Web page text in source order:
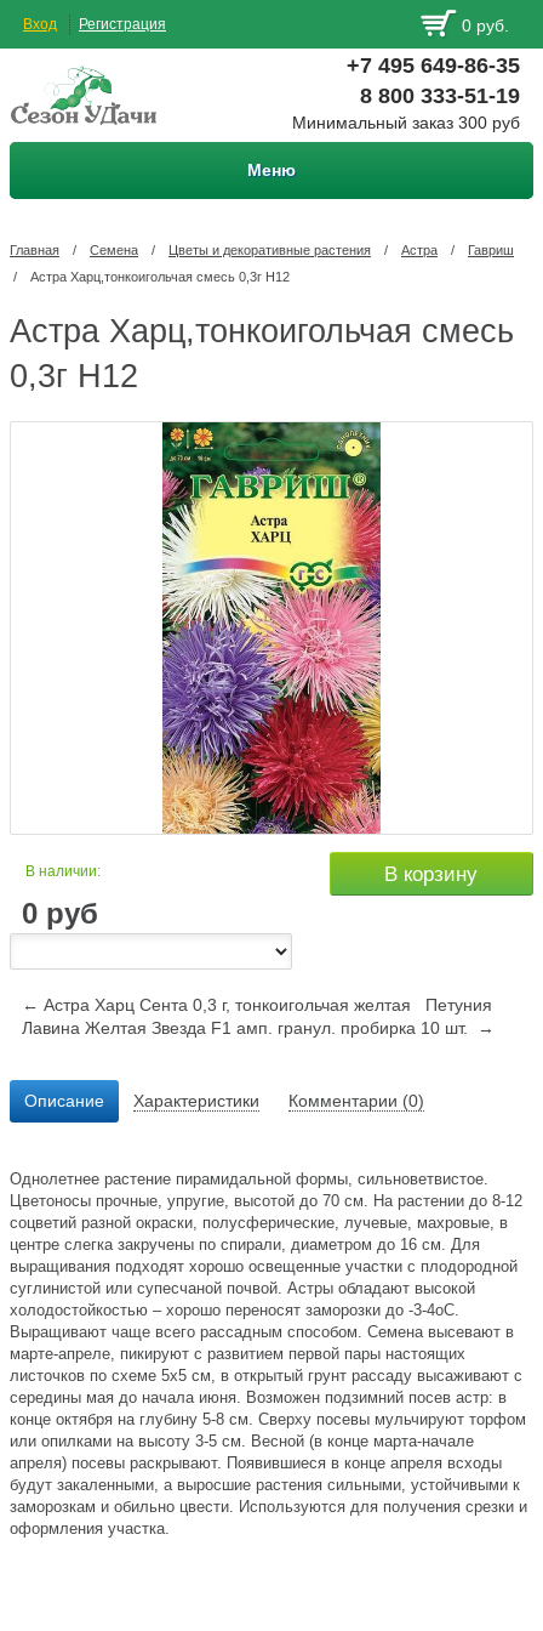
Вход Регистрация 0 руб.
+7 495 649-86-35
8 800 333-51-19
Минимальный заказ 300 руб
Меню
Главная / Семена / Цветы и декоративные растения / Астра /
Гавриш
/
Астра Харц,тонкоигольчая смесь 0,3г Н12
Астра Харц,тонкоигольчая смесь
0,3г Н12
В наличии:
0 руб
В корзину
← Астра Харц Сента 0,3 г, тонкоигольчая желтая
Петуния
Лавина Желтая Звезда F1 амп. гранул. пробирка 10 шт. →
Описание Характеристики Комментарии (0)
Однолетнее растение пирамидальной формы, сильноветвистое.
Цветоносы прочные, упругие, высотой до 70 см. На растении до 8-12
соцветий разной окраски, полусферические, лучевые, махровые, в
центре слегка закручены по спирали, диаметром до 16 см. Для
выращивания подходят хорошо освещенные участки с плодородной
суглинистой или супесчаной почвой. Астры обладают высокой
холодостойкостью – хорошо переносят заморозки до -3-4оС.
Выращивают чаще всего рассадным способом. Семена высевают в
марте-апреле, пикируют с развитием первой пары настоящих
листочков по схеме 5х5 см, в открытый грунт рассаду высаживают с
середины мая до начала июня. Возможен подзимний посев астр: в
конце октября на глубину 5-8 см. Сверху посевы мульчируют торфом
или опилками на высоту 3-5 см. Весной (в конце марта-начале
апреля) посевы раскрывают. Появившиеся в конце апреля всходы
будут закаленными, а выросшие растения сильными, устойчивыми к
заморозкам и обильно цвести. Используются для получения срезки и
оформления участка.